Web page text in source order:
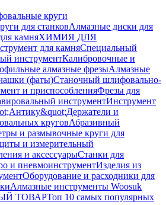
круги
для станковАлмазные диски для
камняХИМИЯ ДЛЯ
для камняСпециальный
инструментКалибровочные и
алмазные фрезыАлмазные
(фаты)Станочный шлифовально-
и приспособленияФрезы для
инструментИнструмент
Держатели и
круговАбразивный
и размывочные круги для
и измерительный
и аксессуарыСтанки для
и пневмоинструментИзделия из
Оборудование и расходники для
Алмазные инструменты Woosuk
ТОВАРТоп 10 самых популярных